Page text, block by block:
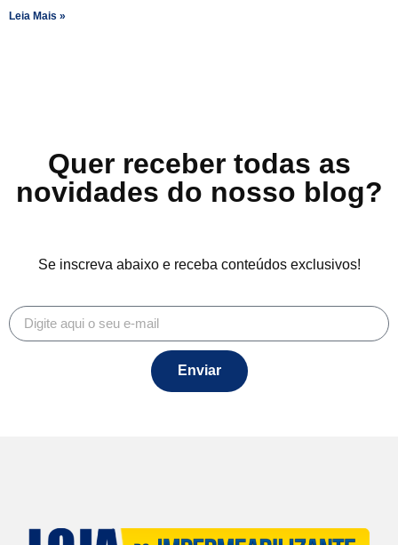
Leia Mais »
Quer receber todas as
novidades do nosso blog?
Se inscreva abaixo e receba conteúdos exclusivos!
Enviar